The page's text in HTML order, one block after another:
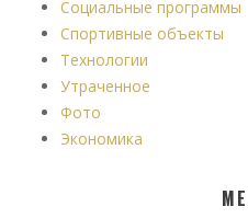
Социальные программы
Спортивные объекты
Технологии
Утраченное
Фото
Экономика